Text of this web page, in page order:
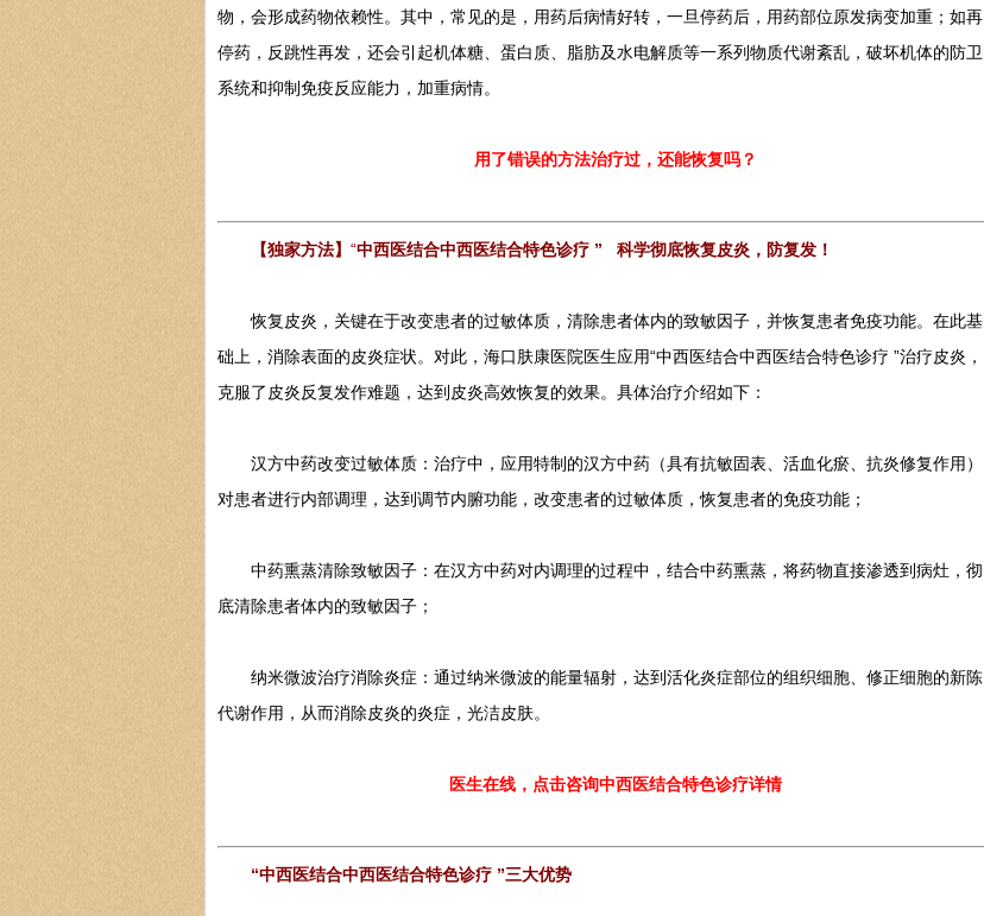
物，会形成药物依赖性。其中，常见的是，用药后病情好转，一旦停药后，用药部位原发病变加重；如再
停药，反跳性再发，还会引起机体糖、蛋白质、脂肪及水电解质等一系列物质代谢紊乱，破坏机体的防卫
系统和抑制免疫反应能力，加重病情。
用了错误的方法治疗过，还能恢复吗？
【独家方法】 “中西医结合中西医结合特色诊疗 ” 科学彻底恢复皮炎，防复发！
恢复皮炎，关键在于改变患者的过敏体质，清除患者体内的致敏因子，并恢复患者免疫功能。在此基
础上，消除表面的皮炎症状。对此，海口肤康医院医生应用“中西医结合中西医结合特色诊疗 ”治疗皮炎，
克服了皮炎反复发作难题，达到皮炎高效恢复的效果。具体治疗介绍如下：
汉方中药改变过敏体质：治疗中，应用特制的汉方中药（具有抗敏固表、活血化瘀、抗炎修复作用）
对患者进行内部调理，达到调节内腑功能，改变患者的过敏体质，恢复患者的免疫功能；
中药熏蒸清除致敏因子：在汉方中药对内调理的过程中，结合中药熏蒸，将药物直接渗透到病灶，彻
底清除患者体内的致敏因子；
纳米微波治疗消除炎症：通过纳米微波的能量辐射，达到活化炎症部位的组织细胞、修正细胞的新陈
代谢作用，从而消除皮炎的炎症，光洁皮肤。
医生在线，点击咨询中西医结合特色诊疗详情
“中西医结合中西医结合特色诊疗 ”三大优势